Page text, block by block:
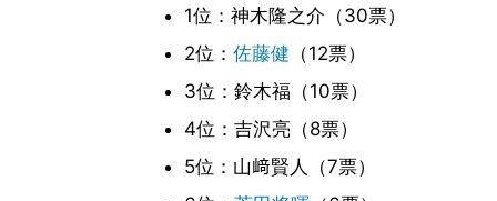
1位：神木隆之介（30票）
2位： 佐藤健 （12票）
3位：鈴木福（10票）
4位：吉沢亮（8票）
5位：山﨑賢人（7票）